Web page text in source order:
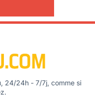
24/24h - 7/7j, comme si